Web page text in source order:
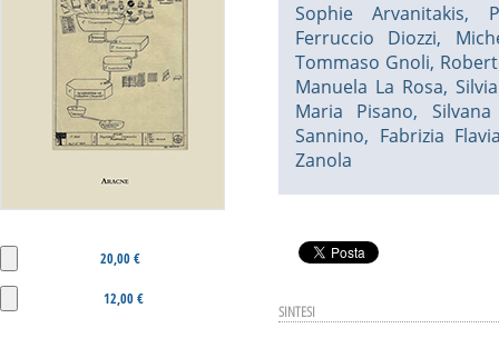
20,00 €
12,00 €
Sophie Arvanitakis,
Ferruccio Diozzi,
Tommaso Gnoli,
Manuela La Rosa,
Maria Pisano,
Sannino, Fabrizia
Zanola
SINTESI